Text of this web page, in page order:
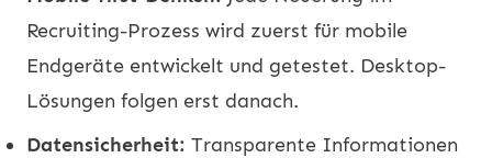
Recruiting-Prozess wird zuerst für mobile
Endgeräte entwickelt und getestet. Desktop-
Lösungen folgen erst danach.
Datensicherheit: Transparente Informationen